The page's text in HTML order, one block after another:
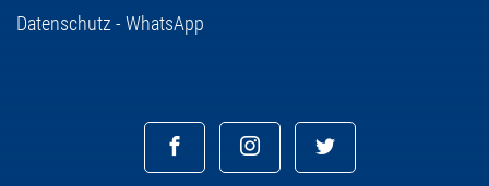
Datenschutz - WhatsApp